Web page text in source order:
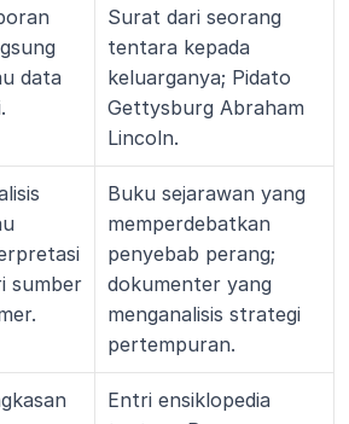
data
Surat dari seorang
tentara kepada
keluarganya; Pidato
Gettysburg Abraham
Lincoln.
sumber
Buku sejarawan yang
memperdebatkan
penyebab perang;
dokumenter yang
menganalisis strategi
pertempuran.
Entri ensiklopedia